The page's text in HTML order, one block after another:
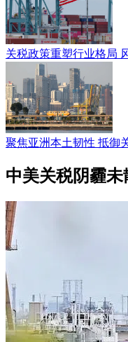
关税政策重塑行业格局
聚焦亚洲本土韧性 抵御
中美关税阴霾